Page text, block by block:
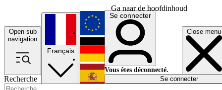
Ga naar de hoofdinhoud
Open sub
navigation
Close menu
Recherche
Français
English
Deutsch
Español
Se connecter
Vous êtes déconnecté.
Se connecter